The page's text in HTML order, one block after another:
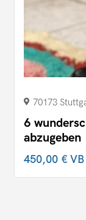
70173
6
abzugeben
450,00 €VB